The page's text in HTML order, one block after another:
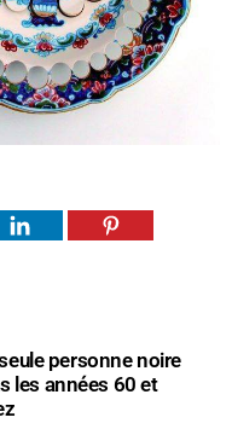
personne noire
les années 60 et